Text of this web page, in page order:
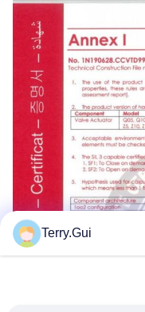
Terry.Gui